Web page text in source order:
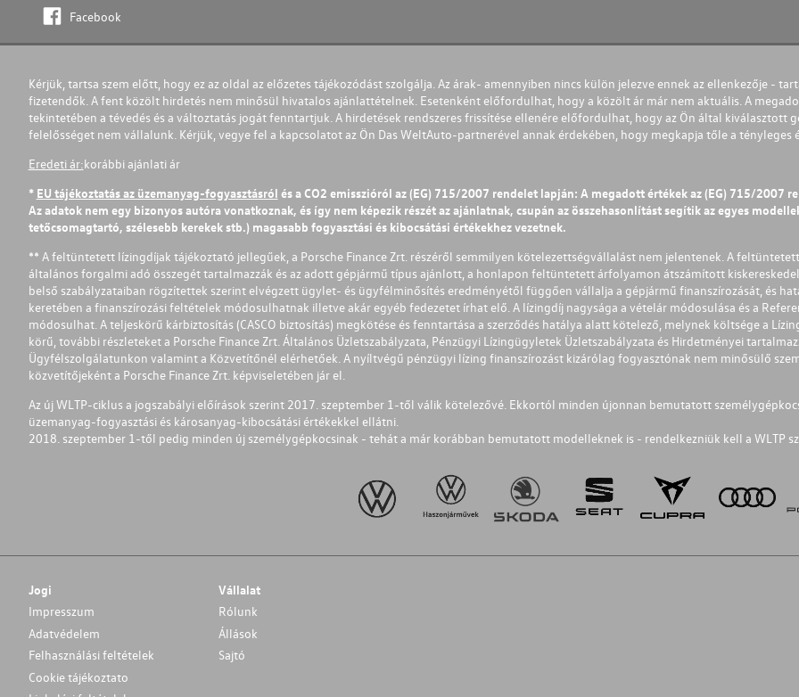
Facebook
Kérjük, tartsa szem előtt, hogy ez az oldal az előzetes tájékozódást szolgálja. Az árak- amennyiben nincs külön jelezve ennek az ellenkezője -
fizetendők. A fent közölt hirdetés nem minősül hivatalos ajánlattételnek. Esetenként előfordulhat, hogy a közölt ár már nem aktuális. A
tekintetében a tévedés és a változtatás jogát fenntartjuk. A hirdetések rendszeres frissítése ellenére előfordulhat, hogy az Ön által kiválasztott
felelősséget nem vállalunk. Kérjük, vegye fel a kapcsolatot az Ön Das WeltAuto-partnerével annak érdekében, hogy megkapja tőle a tényleges
Eredeti ár:korábbi ajánlati ár
* EU tájékoztatás az üzemanyag-fogyasztásról és a CO2 emisszióról az (EG) 715/2007 rendelet lapján: A megadott értékek az (EG) 715/
Az adatok nem egy bizonyos autóra vonatkoznak, és így nem képezik részét az ajánlatnak, csupán az összehasonlítást segítik az egyes
tetőcsomagtartó, szélesebb kerekek stb.) magasabb fogyasztási és kibocsátási értékekhez vezetnek.
** A feltüntetett lízingdíjak tájékoztató jellegűek, a Porsche Finance Zrt. részéről semmilyen kötelezettségvállalást nem jelentenek. A
általános forgalmi adó összegét tartalmazzák és az adott gépjármű típus ajánlott, a honlapon feltüntetett árfolyamon átszámított
belső szabályzataiban rögzítettek szerint elvégzett ügylet- és ügyfélminősítés eredményétől függően vállalja a gépjármű finanszírozását, és
keretében a finanszírozási feltételek módosulhatnak illetve akár egyéb fedezetet írhat elő. A lízingdíj nagysága a vételár módosulása és a
módosulhat. A teljeskörű kárbiztosítás (CASCO biztosítás) megkötése és fenntartása a szerződés hatálya alatt kötelező, melynek költsége a
körű, további részleteket a Porsche Finance Zrt. Általános Üzletszabályzata, Pénzügyi Lízingügyletek Üzletszabályzata és Hirdetményei
Ügyfélszolgálatunkon valamint a Közvetítőnél elérhetőek. A nyíltvégű pénzügyi lízing finanszírozást kizárólag fogyasztónak nem minősülő
közvetítőjeként a Porsche Finance Zrt. képviseletében jár el.
Az új WLTP-ciklus a jogszabályi előírások szerint 2017. szeptember 1-től válik kötelezővé. Ekkortól minden újonnan bemutatott
üzemanyag-fogyasztási és károsanyag-kibocsátási értékekkel ellátni.
2018. szeptember 1-től pedig minden új személygépkocsinak - tehát a már korábban bemutatott modelleknek is - rendelkezniük kell a WLTP
Jogi
Impresszum
Adatvédelem
Felhasználási feltételek
Cookie tájékoztato
Vállalat
Rólunk
Állások
Sajtó